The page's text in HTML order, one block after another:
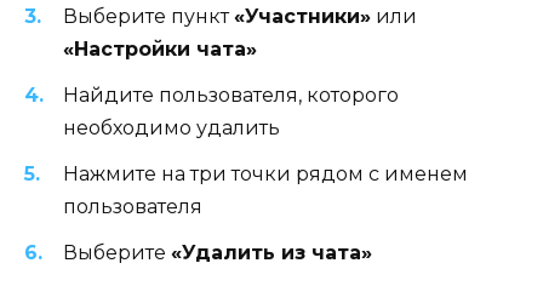
Выберите пункт«Участники» или
«Настройки чата»
Найдите пользователя, которого
необходимо удалить
Нажмите на три точки рядом с именем
пользователя
Выберите «Удалить из чата»